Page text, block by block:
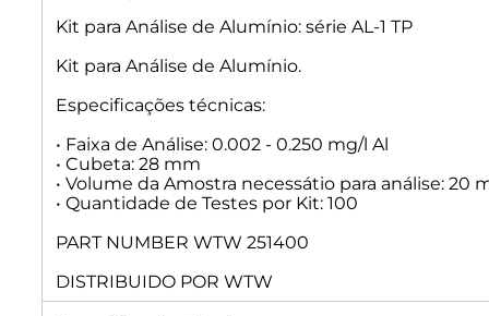
Kit para Análise de Alumínio: série AL-1 TP
Kit para Análise de Alumínio.
Especificações técnicas:
• Faixa de Análise: 0.002 - 0.250 mg/l Al
• Cubeta: 28 mm
• Volume da Amostra necessátio para análise: 20
• Quantidade de Testes por Kit: 100
PART NUMBER WTW 251400
DISTRIBUIDO POR WTW